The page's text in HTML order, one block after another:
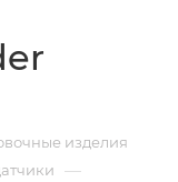
изделия
—